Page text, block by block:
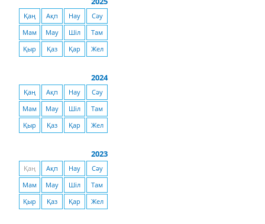
Қаң Ақп Нау
Сәу
Мам
Мау Шіл
Там
Қыр
Қаз Қар Жел
2024
Қаң Ақп Нау
Сәу
Мам
Мау Шіл
Там
Қыр
Қаз Қар Жел
2023
Қаң Ақп Нау
Сәу
Мам
Мау Шіл
Там
Қыр
Қаз Қар Жел